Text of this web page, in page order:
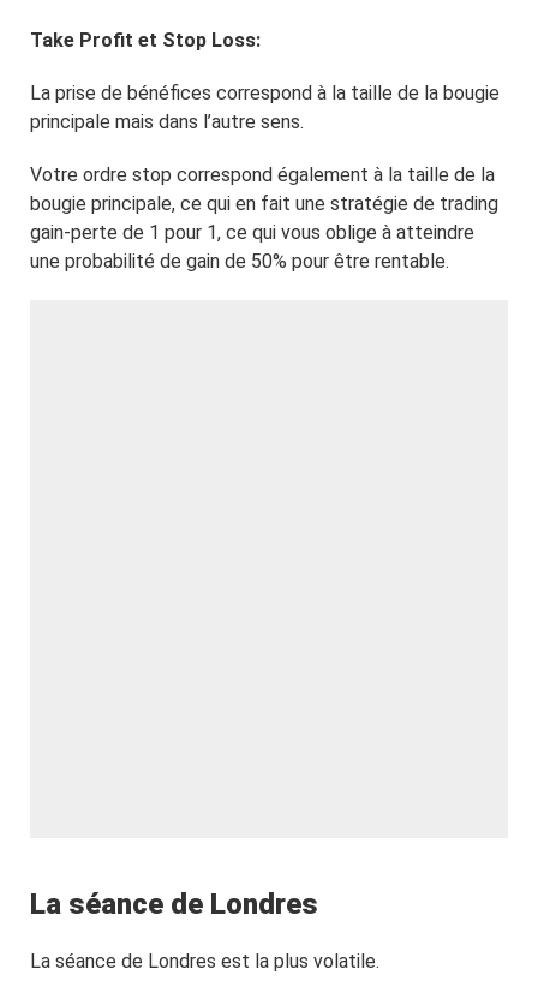
Take Profit et Stop Loss:
La prise de bénéfices correspond à la taille de la bougie
principale mais dans l’autre sens.
Votre ordre stop correspond également à la taille de la
bougie principale, ce qui en fait une stratégie de trading
gain-perte de 1 pour 1, ce qui vous oblige à atteindre
une probabilité de gain de 50% pour être rentable.
La séance de Londres
La séance de Londres est la plus volatile.